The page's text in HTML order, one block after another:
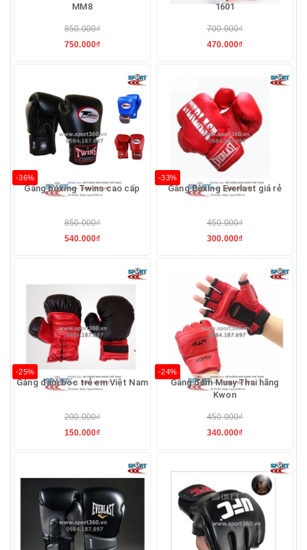
MM8
850.000₫
750.000₫
1601
700.000₫
470.000₫
-36%
Găng boxing Twins cao cấp
850.000₫
540.000₫
-33%
Găng Boxing Everlast giá rẻ
450.000₫
300.000₫
-25%
Găng đấm bốc trẻ em Việt Nam
200.000₫
150.000₫
-24%
Găng đấm Muay Thai hãng
Kwon
450.000₫
340.000₫